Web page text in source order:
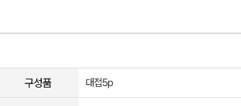
구성품 대접5p